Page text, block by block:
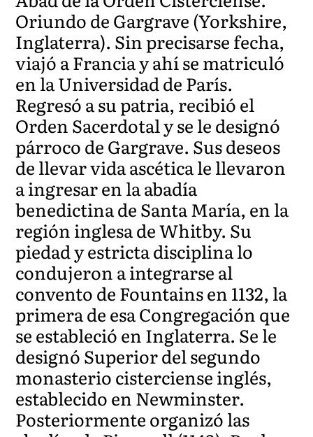
Oriundo de Gargrave (Yorkshire,
Inglaterra). Sin precisarse fecha,
viajó a Francia y ahí se matriculó
en la Universidad de París.
Regresó a su patria, recibió el
Orden Sacerdotal y se le designó
párroco de Gargrave. Sus deseos
de llevar vida ascética le llevaron
a ingresar en la abadía
benedictina de Santa María, en la
región inglesa de Whitby. Su
piedad y estricta disciplina lo
condujeron a integrarse al
convento de Fountains en 1132, la
primera de esa Congregación que
se estableció en Inglaterra. Se le
designó Superior del segundo
monasterio cisterciense inglés,
establecido en Newminster.
Posteriormente organizó las